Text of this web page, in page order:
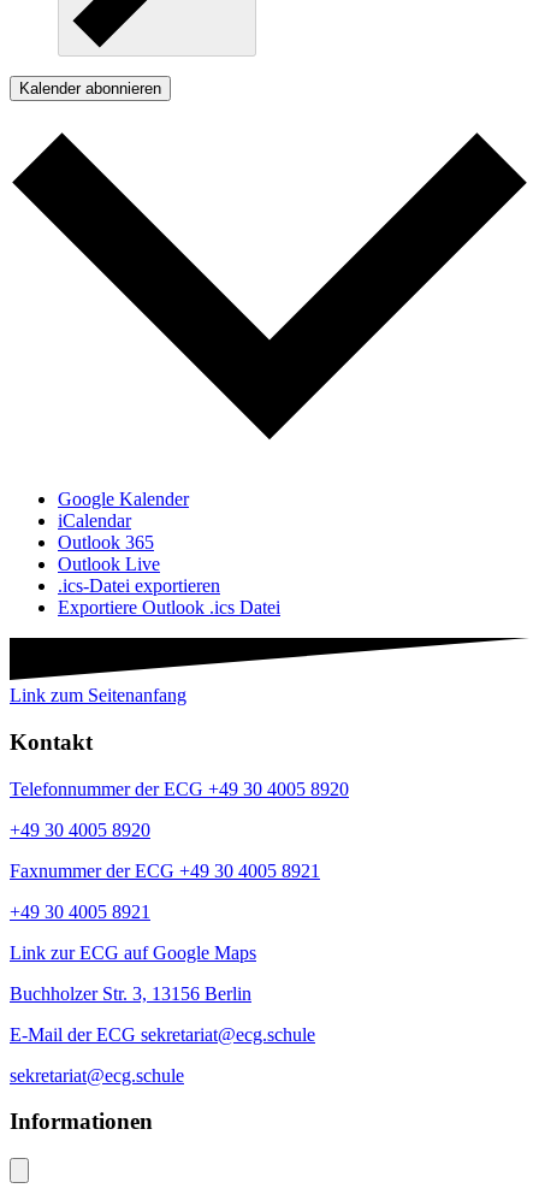
Kalender abonnieren
Google Kalender
iCalendar
Outlook 365
Outlook Live
.ics-Datei exportieren
Exportiere Outlook .ics Datei
Link zum Seitenanfang
Kontakt
Telefonnummer der ECG +49 30 4005 8920
+49 30 4005 8920
Faxnummer der ECG +49 30 4005 8921
+49 30 4005 8921
Link zur ECG auf Google Maps
Buchholzer Str. 3, 13156 Berlin
E-Mail der ECG sekretariat@ecg.schule
sekretariat@ecg.schule
Informationen